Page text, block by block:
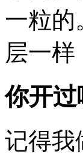
一粒的
层一样
你开过
记得我